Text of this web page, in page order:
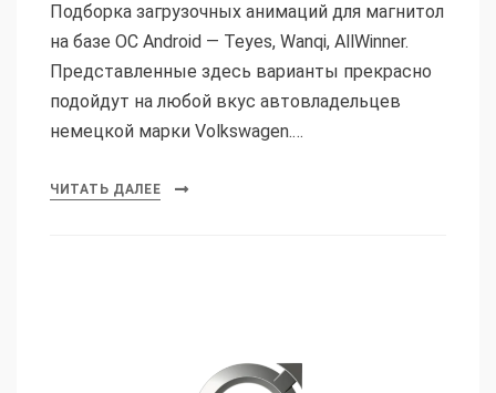
Подборка загрузочных анимаций для магнитол
на базе ОС Android — Teyes, Wanqi, AllWinner.
Представленные здесь варианты прекрасно
подойдут на любой вкус автовладельцев
немецкой марки Volkswagen.…
ЧИТАТЬ ДАЛЕЕ